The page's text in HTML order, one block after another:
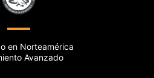
en Norteamérica
Avanzado